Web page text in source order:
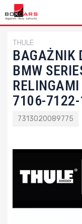
THULE
BAGAŻNIK
BMW
7106-
7313020089775